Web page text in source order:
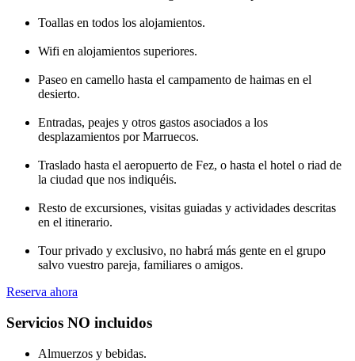
Toallas en todos los alojamientos.
Wifi en alojamientos superiores.
Paseo en camello hasta el campamento de haimas en el
desierto.
Entradas, peajes y otros gastos asociados a los
desplazamientos por Marruecos.
Traslado hasta el aeropuerto de Fez, o hasta el hotel o riad de
la ciudad que nos indiquéis.
Resto de excursiones, visitas guiadas y actividades descritas
en el itinerario.
Tour privado y exclusivo, no habrá más gente en el grupo
salvo vuestro pareja, familiares o amigos.
Reserva ahora
Servicios NO incluidos
Almuerzos y bebidas.